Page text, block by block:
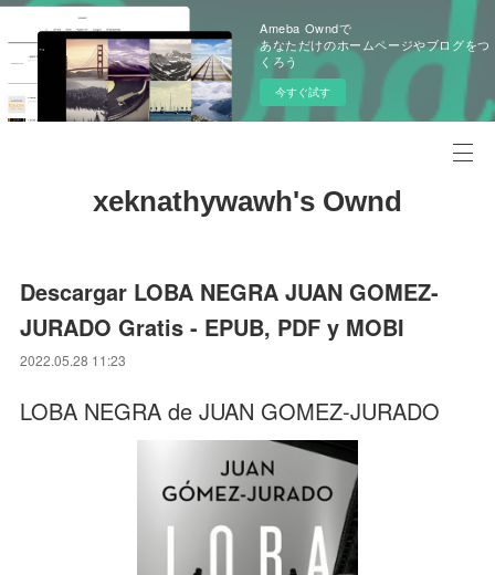
Ameba Owndで
あなただけのホームページやブログをつ
くろう
今すぐ試す
xeknathywawh's Ownd
Descargar LOBA NEGRA JUAN GOMEZ-
JURADO Gratis - EPUB, PDF y MOBI
2022.05.28 11:23
LOBA NEGRA de JUAN GOMEZ-JURADO